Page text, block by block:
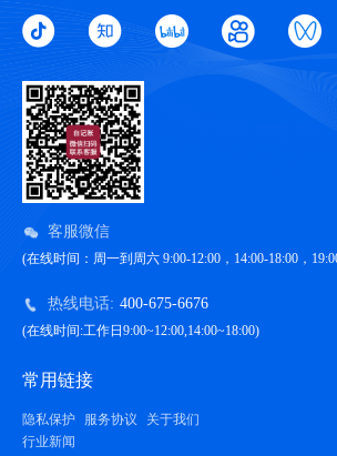
客服微信
(在线时间：周一到周六 9:00-12:00，14:00-18:00，
热线电话: 400-675-6676
(在线时间:工作日9:00~12:00,14:00~18:00)
常用链接
隐私保护 服务协议
关于我们
行业新闻